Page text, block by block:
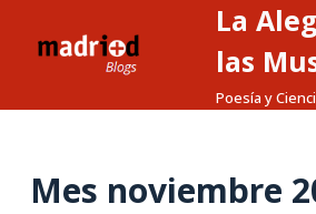
t
La
las
Poesía y
Mes noviembre